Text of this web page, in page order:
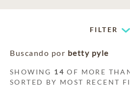
FILTER
Buscando por betty pyle
SHOWING 14 OF MORE
SORTED BY MOST RECENT